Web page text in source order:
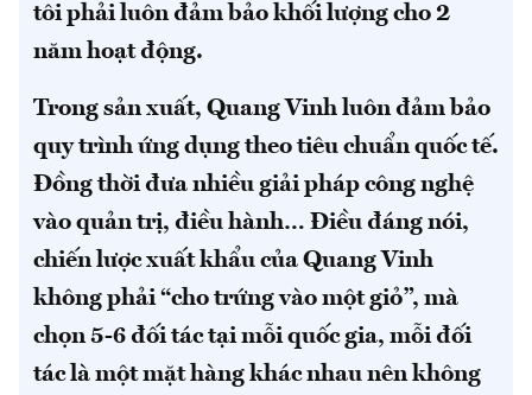
tôi phải luôn đảm bảo khối lượng cho 2
năm hoạt động.
Trong sản xuất, Quang Vinh luôn đảm bảo
quy trình ứng dụng theo tiêu chuẩn quốc tế.
Đồng thời đưa nhiều giải pháp công nghệ
vào quản trị, điều hành… Điều đáng nói,
chiến lược xuất khẩu của Quang Vinh
không phải “cho trứng vào một giỏ”, mà
chọn 5-6 đối tác tại mỗi quốc gia, mỗi đối
tác là một mặt hàng khác nhau nên không